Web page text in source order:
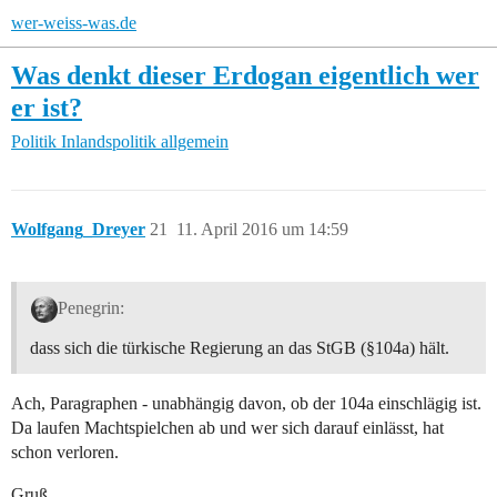
wer-weiss-was.de
Was denkt dieser Erdogan eigentlich wer
er ist?
Politik Inlandspolitik allgemein
Wolfgang_Dreyer 11. April 2016 um 14:59
21
Penegrin:
dass sich die türkische Regierung an das StGB (§104a) hält.
Ach, Paragraphen - unabhängig davon, ob der 104a einschlägig ist.
Da laufen Machtspielchen ab und wer sich darauf einlässt, hat
schon verloren.